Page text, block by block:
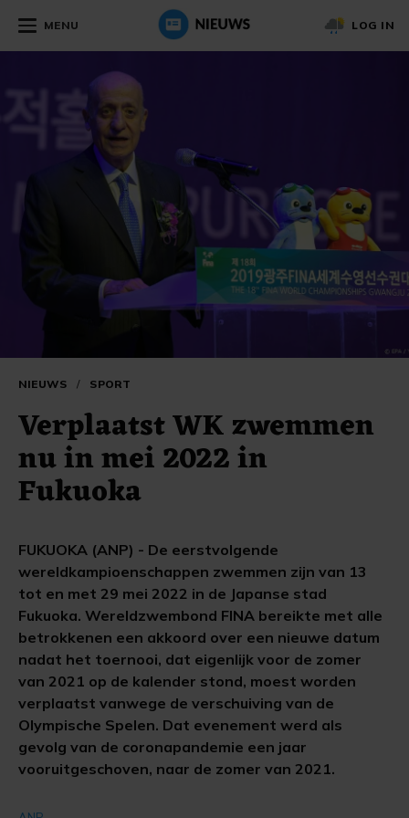
MENU LOG IN
NIEUWS / SPORT
Verplaatst WK zwemmen
nu in mei 2022 in
Fukuoka
FUKUOKA (ANP) - De eerstvolgende
wereldkampioenschappen zwemmen zijn van 13
tot en met 29 mei 2022 in de Japanse stad
Fukuoka. Wereldzwembond FINA bereikte met alle
betrokkenen een akkoord over een nieuwe datum
nadat het toernooi, dat eigenlijk voor de zomer
van 2021 op de kalender stond, moest worden
verplaatst vanwege de verschuiving van de
Olympische Spelen. Dat evenement werd als
gevolg van de coronapandemie een jaar
vooruitgeschoven, naar de zomer van 2021.